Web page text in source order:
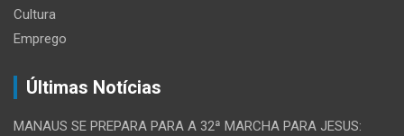
Cultura
Emprego
Últimas Notícias
MANAUS SE PREPARA PARA A 32ª MARCHA PARA JESUS: